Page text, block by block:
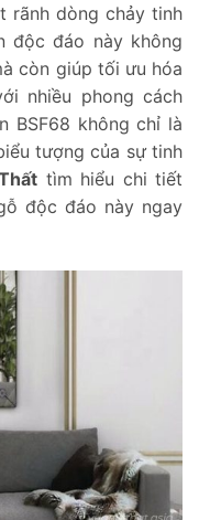
rãnh dòng chảy tinh
độc đáo này không
còn giúp tối ưu hóa
nhiều phong cách
BSF68 không chỉ là
tượng của sự tinh
tìm hiểu chi tiết
độc đáo này ngay